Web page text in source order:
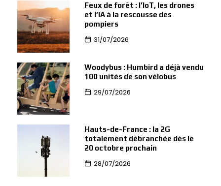
Feux de forêt : l’IoT, les drones
et l’IA à la rescousse des
pompiers
31/07/2026
Woodybus : Humbird a déjà vendu
100 unités de son vélobus
29/07/2026
Hauts-de-France : la 2G
totalement débranchée dès le
20 octobre prochain
28/07/2026